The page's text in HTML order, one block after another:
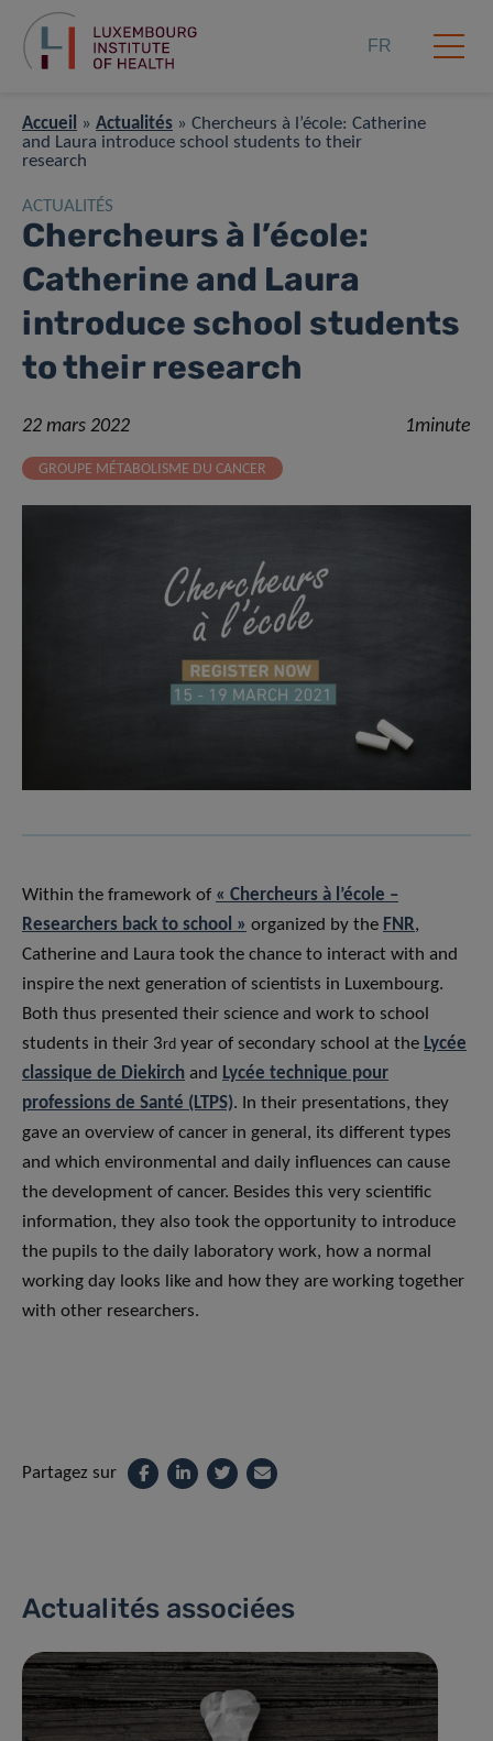
FR
Accueil » Actualités » Chercheurs à l’école: Catherine
and Laura introduce school students to their
research
ACTUALITÉS
Chercheurs à l’école:
Catherine and Laura
introduce school students
to their research
22 mars 2022 1minute
GROUPE MÉTABOLISME DU CANCER
Within the framework of « Chercheurs à l’école –
Researchers back to school » organized by the FNR,
Catherine and Laura took the chance to interact with and
inspire the next generation of scientists in Luxembourg.
Both thus presented their science and work to school
students in their 3rd year of secondary school at the Lycée
classique de Diekirch and Lycée technique pour
professions de Santé (LTPS). In their presentations, they
gave an overview of cancer in general, its different types
and which environmental and daily influences can cause
the development of cancer. Besides this very scientific
information, they also took the opportunity to introduce
the pupils to the daily laboratory work, how a normal
working day looks like and how they are working together
with other researchers.
Partagez sur
Actualités associées